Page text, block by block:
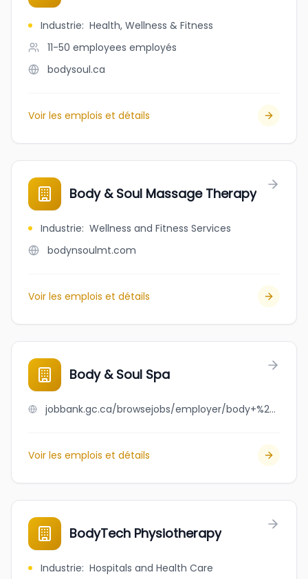
Industrie: Health, Wellness & Fitness
11-50 employees employés
bodysoul.ca
Voir les emplois et détails
Body & Soul Massage Therapy
Industrie: Wellness and Fitness Services
bodynsoulmt.com
Voir les emplois et détails
Body & Soul Spa
jobbank.gc.ca/browsejobs/employer/body+%26+soul+spa/ca
Voir les emplois et détails
BodyTech Physiotherapy
Industrie: Hospitals and Health Care